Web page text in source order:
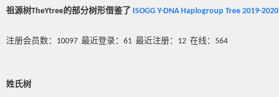
祖源树TheYtree的部分树形借鉴了 ISOGG Y-DNA Haplogroup Tree 2019-2020
注册会员数：10097 最近登录：61 最近注册：12 在线：564
姓氏树